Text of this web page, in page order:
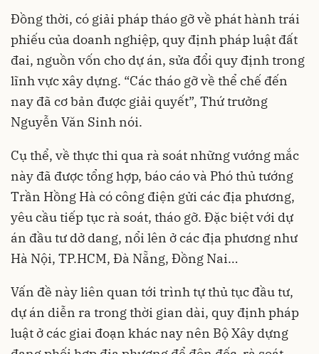
Đồng thời, có giải pháp tháo gỡ về phát hành trái
phiếu của doanh nghiệp, quy định pháp luật đất
đai, nguồn vốn cho dự án, sửa đổi quy định trong
lĩnh vực xây dựng. “Các tháo gỡ về thể chế đến
nay đã cơ bản được giải quyết”, Thứ trưởng
Nguyễn Văn Sinh nói.
Cụ thể, về thực thi qua rà soát những vướng mắc
này đã được tổng hợp, báo cáo và Phó thủ tướng
Trần Hồng Hà có công điện gửi các địa phương,
yêu cầu tiếp tục rà soát, tháo gỡ. Đặc biệt với dự
án đầu tư dở dang, nổi lên ở các địa phương như
Hà Nội, TP.HCM, Đà Nẵng, Đồng Nai…
Vấn đề này liên quan tới trình tự thủ tục đầu tư,
dự án diễn ra trong thời gian dài, quy định pháp
luật ở các giai đoạn khác nay nên Bộ Xây dựng